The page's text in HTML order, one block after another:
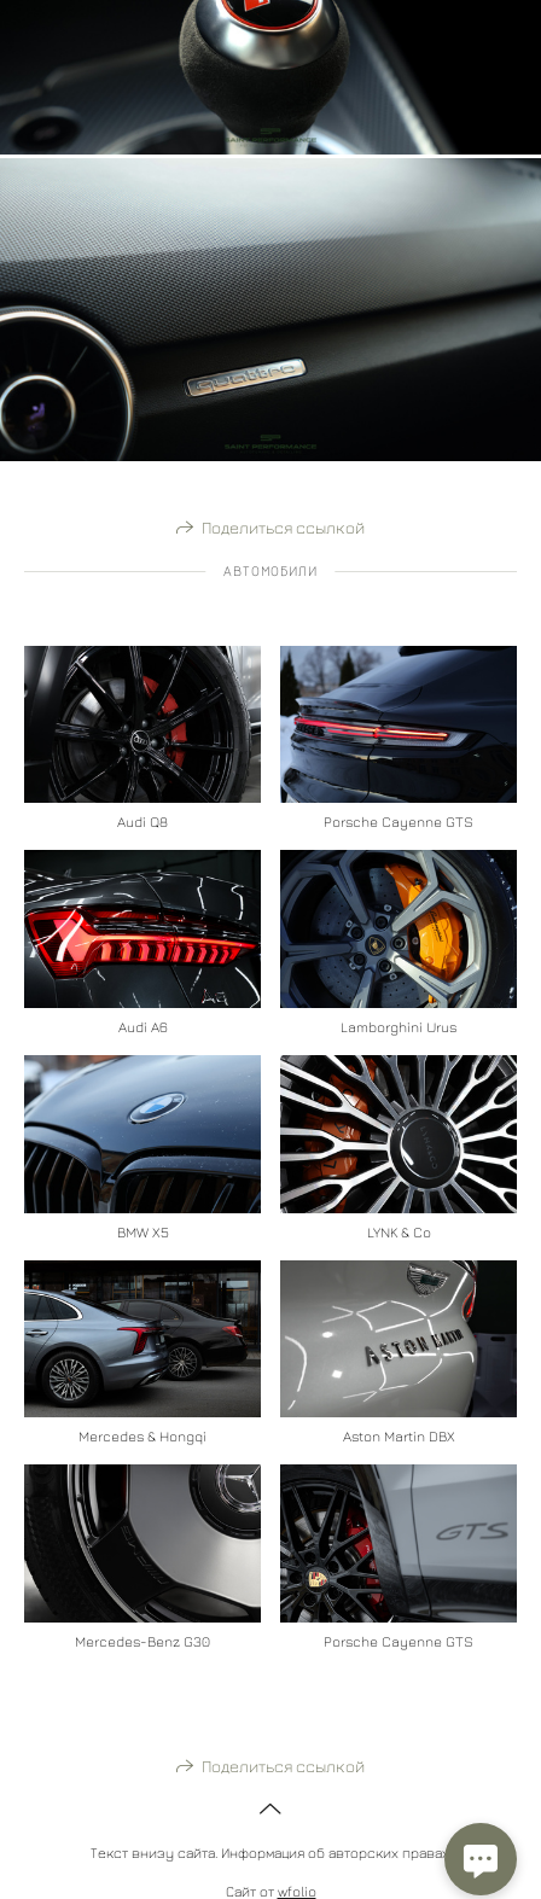
Поделиться ссылкой
АВТОМОБИЛИ
Audi Q8 Porsche Cayenne GTS
Audi A6 Lamborghini Urus
BMW X5 LYNK & Co
Mercedes & Hongqi Aston Martin DBX
Mercedes-Benz G30 Porsche Cayenne GTS
Поделиться ссылкой
Текст внизу сайта. Информация об авторских правах.
Сайт от wfolio